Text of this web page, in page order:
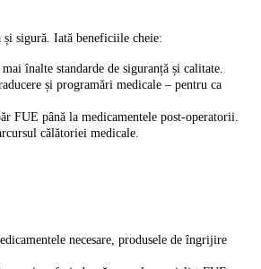
și sigură. Iată beneficiile cheie:
înalte standarde de siguranță și calitate.
și programări medicale – pentru ca
FUE până la medicamentele post-operatorii.
călătoriei medicale.
necesare, produsele de îngrijire